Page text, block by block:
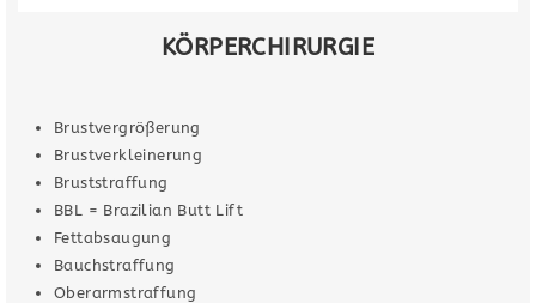
KÖRPERCHIRURGIE
Brustvergrößerung
Brustverkleinerung
Bruststraffung
BBL = Brazilian Butt Lift
Fettabsaugung
Bauchstraffung
Oberarmstraffung